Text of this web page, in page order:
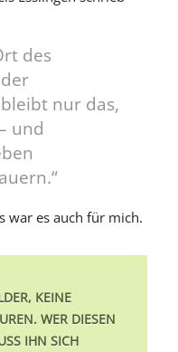
des
nur das,
und
war es auch für mich.
KEINE
WER DIESEN
IHN SICH